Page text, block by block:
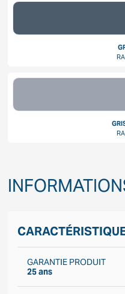
GARANTIE PRODUIT
25 ans